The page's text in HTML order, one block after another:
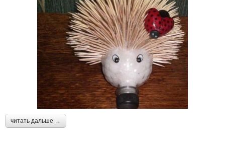
Ваза из пластиковой
бутылки
Бутылки на даче
Бутылки для двора
Декор из пластиковых
бутылок
читать дальше →